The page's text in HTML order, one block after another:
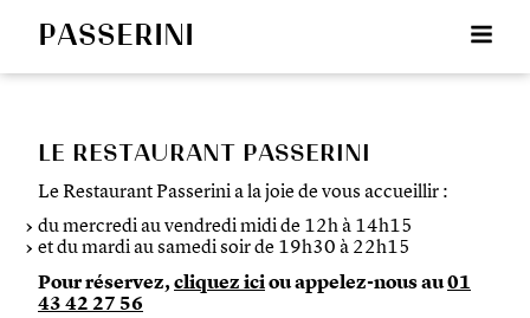
Passerini
P
s
s
e
r
i
n
LE RESTAURANT PASSERINI
Le Restaurant Passerini a la joie de vous accueillir :
du mercredi au vendredi midi de 12h à 14h15
et du mardi au samedi soir de 19h30 à 22h15
Pour réservez,cliquez iciou appelez-nous au01
43 42 27 56